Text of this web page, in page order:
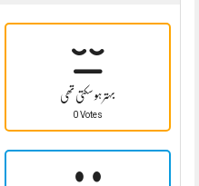
بہتر ہو سکتی تھی
0 Votes